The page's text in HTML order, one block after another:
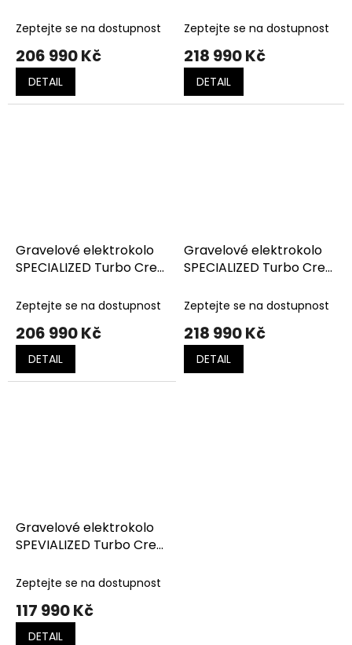
Pearl/ Birch/ Black Pearl
Zeptejte se na dostupnost
206 990 Kč
DETAIL
Metallic/birch
Zeptejte se na dostupnost
218 990 Kč
DETAIL
Gravelové elektrokolo
SPECIALIZED Turbo Creo
Red Pearl / Doppio
Zeptejte se na dostupnost
206 990 Kč
DETAIL
Gravelové elektrokolo
SPECIALIZED Turbo Creo
Metallic/bordeaux
Impasto/desert Metallic
Zeptejte se na dostupnost
218 990 Kč
DETAIL
Gravelové elektrokolo
SPEVIALIZED Turbo Creo
Dolomite Metallic / Dark
Zeptejte se na dostupnost
117 990 Kč
DETAIL